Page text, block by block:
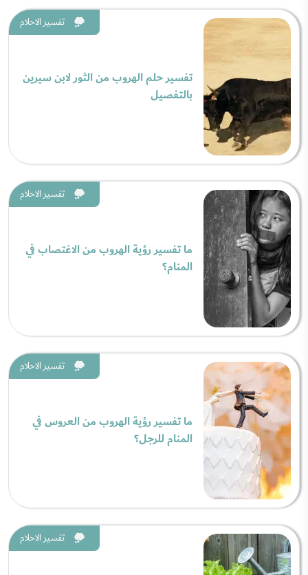
تفسير الاحلام
تفسير حلم الهروب من الثور لابن سيرين
بالتفصيل
تفسير الاحلام
ما تفسير رؤية الهروب من الاغتصاب في
المنام؟
تفسير الاحلام
ما تفسير رؤية الهروب من العروس في
المنام للرجل؟
تفسير الاحلام